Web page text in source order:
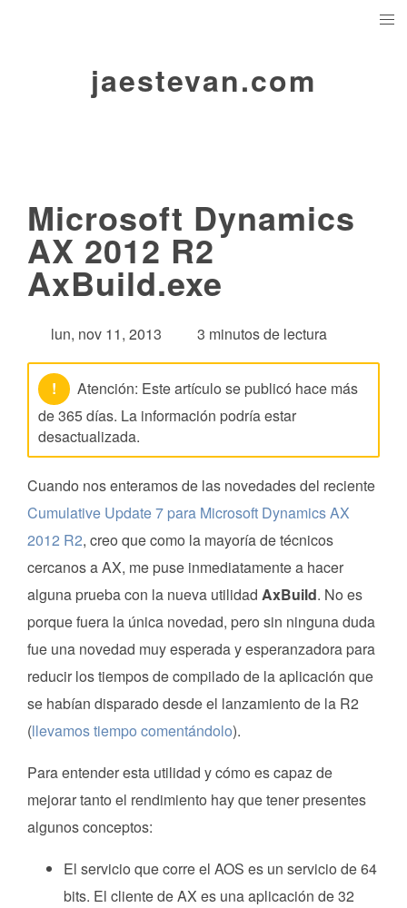
jaestevan.com
Microsoft Dynamics
AX 2012 R2
AxBuild.exe
lun, nov 11, 2013 3 minutos de lectura
!
Atención: Este artículo se publicó hace más
de 365 días. La información podría estar
desactualizada.
Cuando nos enteramos de las novedades del reciente
Cumulative Update 7 para Microsoft Dynamics AX
2012 R2, creo que como la mayoría de técnicos
cercanos a AX, me puse inmediatamente a hacer
alguna prueba con la nueva utilidad AxBuild. No es
porque fuera la única novedad, pero sin ninguna duda
fue una novedad muy esperada y esperanzadora para
reducir los tiempos de compilado de la aplicación que
se habían disparado desde el lanzamiento de la R2
(llevamos tiempo comentándolo).
Para entender esta utilidad y cómo es capaz de
mejorar tanto el rendimiento hay que tener presentes
algunos conceptos:
El servicio que corre el AOS es un servicio de 64
bits. El cliente de AX es una aplicación de 32